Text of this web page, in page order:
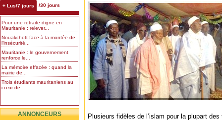
+ Lus/7 jours /30 jours
Pour une retraite digne en
Mauritanie : relever...
Nouakchott face à la montée de
l’insécurité...
Mauritanie : le gouvernement
renforce le...
La mémoire effacée : quand la
mairie de...
Trois étudiants mauritaniens au
cœur de...
ANNONCEURS
Plusieurs fidèles de l’islam pour la plupart des